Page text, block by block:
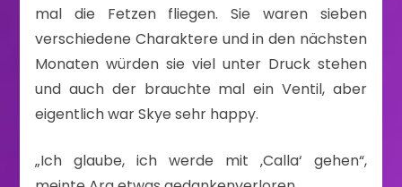
mal die Fetzen fliegen. Sie waren sieben
verschiedene Charaktere und in den nächsten
Monaten würden sie viel unter Druck stehen
und auch der brauchte mal ein Ventil, aber
eigentlich war Skye sehr happy.
„Ich glaube, ich werde mit ‚Calla‘ gehen“,